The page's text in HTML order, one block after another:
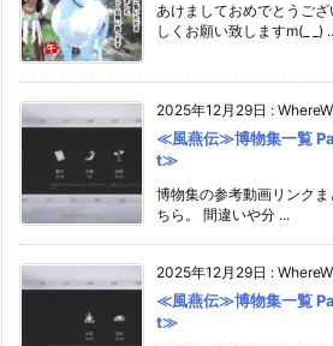
あけましておめでとうご
しくお願い致しますm(_ _)
2025年12月29日 :
≪風燕伝≫博物集一覧
t≫
博物集の参考動画リンク
ちら。 間違いや分 ...
2025年12月29日 :
≪風燕伝≫博物集一覧
t≫